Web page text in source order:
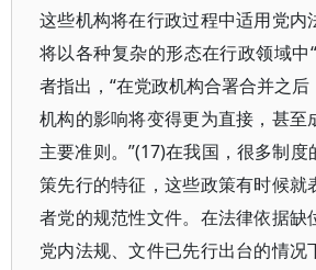
这些机构将在行政过程中适用党内
将以各种复杂的形态在行政领域中
者指出，“在党政机构合署合并之
机构的影响将变得更为直接，甚至
主要准则。”(17)在我国，很多制
策先行的特征，这些政策有时候就
者党的规范性文件。在法律依据缺
党内法规、文件已先行出台的情况